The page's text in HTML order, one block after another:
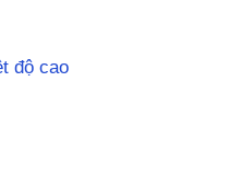
độ cao